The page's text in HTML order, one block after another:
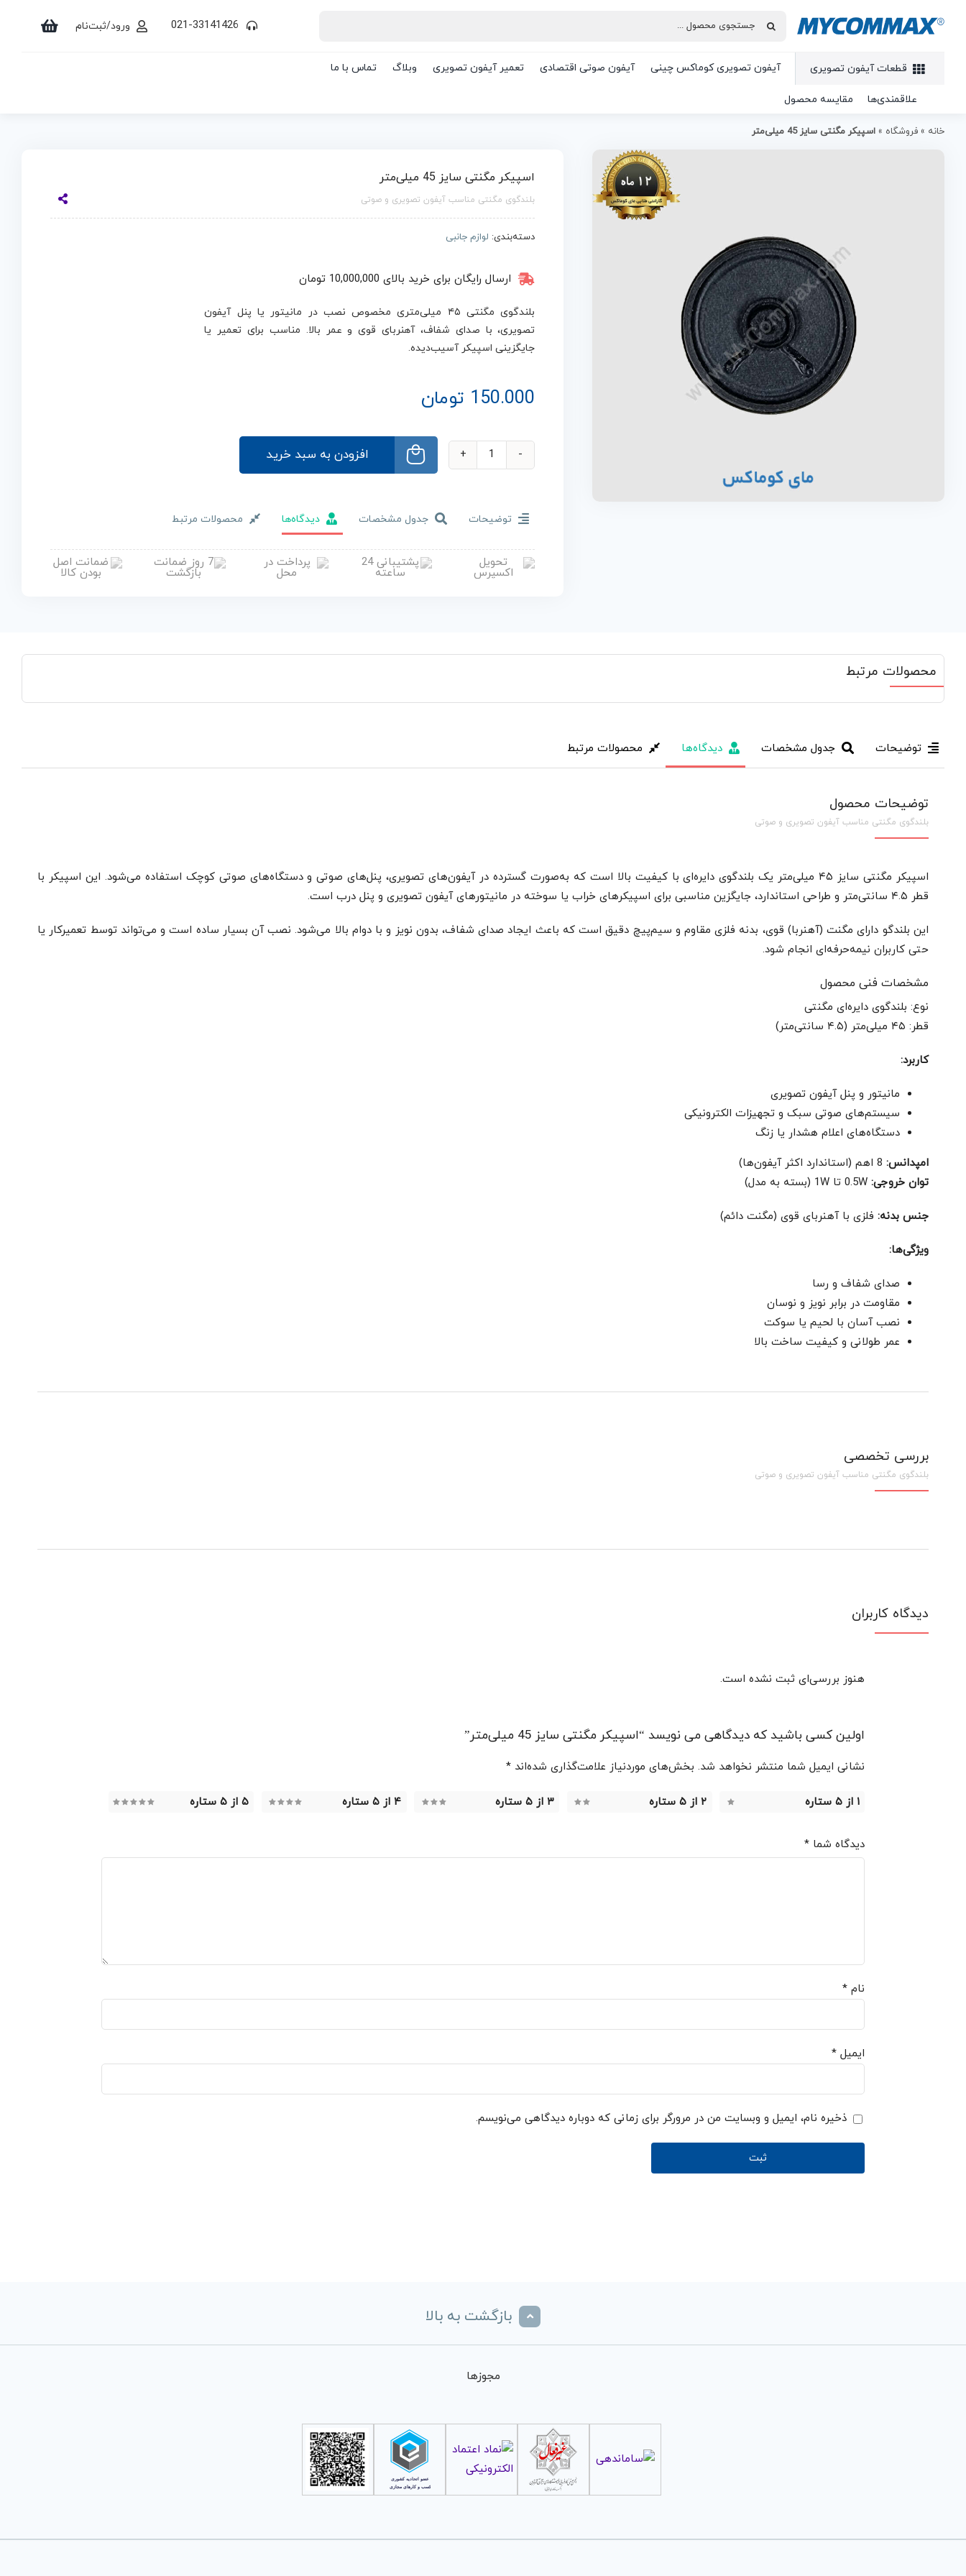
021-33141426 ورود/ثبت‌نام
قطعات آیفون تصویری آیفون تصویری کوماکس چینی آیفون صوتی اقتصادی تعمیر آیفون تصویری وبلاگ تماس با ما
علاقمندی‌ها مقایسه محصول
خانه » فروشگاه » اسپیکر مگنتی سایز 45 میلی‌متر
اسپیکر مگنتی سایز 45 میلی‌متر
بلندگوی مگنتی مناسب آیفون تصویری و صوتی
دسته‌بندی: لوازم جانبی
ارسال رایگان برای خرید بالای 10,000,000 تومان
بلندگوی مگنتی ۴۵ میلی‌متری مخصوص نصب در مانیتور یا پنل آیفون
تصویری، با صدای شفاف، آهنربای قوی و عمر بالا. مناسب برای تعمیر یا
جایگزینی اسپیکر آسیب‌دیده.
150.000 تومان
توضیحات جدول مشخصات دیدگاه‌ها محصولات مرتبط
محصولات مرتبط
توضیحات جدول مشخصات دیدگاه‌ها محصولات مرتبط
توضیحات محصول
بلندگوی مگنتی مناسب آیفون تصویری و صوتی
اسپیکر مگنتی سایز ۴۵ میلی‌متر یک بلندگوی دایره‌ای با کیفیت بالا است که به‌صورت گسترده در آیفون‌های تصویری، پنل‌های صوتی و دستگاه‌های صوتی کوچک استفاده می‌شود. این اسپیکر با
قطر ۴.۵ سانتی‌متر و طراحی استاندارد، جایگزین مناسبی برای اسپیکرهای خراب یا سوخته در مانیتورهای آیفون تصویری و پنل درب است.
این بلندگو دارای مگنت (آهنربا) قوی، بدنه فلزی مقاوم و سیم‌پیچ دقیق است که باعث ایجاد صدای شفاف، بدون نویز و با دوام بالا می‌شود. نصب آن بسیار ساده است و می‌تواند توسط تعمیرکار یا
حتی کاربران نیمه‌حرفه‌ای انجام شود.
مشخصات فنی محصول
نوع: بلندگوی دایره‌ای مگنتی
قطر: ۴۵ میلی‌متر (۴.۵ سانتی‌متر)
کاربرد:
مانیتور و پنل آیفون تصویری
سیستم‌های صوتی سبک و تجهیزات الکترونیکی
دستگاه‌های اعلام هشدار یا زنگ
امپدانس:
توان خروجی: 0.5W تا 1W (بسته به مدل)
جنس بدنه: فلزی با آهنربای قوی (مگنت دائم)
ویژگی‌ها:
صدای شفاف و رسا
مقاومت در برابر نویز و نوسان
نصب آسان با لحیم یا سوکت
عمر طولانی و کیفیت ساخت بالا
بررسی تخصصی
بلندگوی مگنتی مناسب آیفون تصویری و صوتی
دیدگاه کاربران
هنوز بررسی‌ای ثبت نشده است.
اولین کسی باشید که دیدگاهی می نویسد “اسپیکر مگنتی سایز 45 میلی‌متر”
نشانی ایمیل شما منتشر نخواهد شد. بخش‌های موردنیاز علامت‌گذاری شده‌اند *
۱ از ۵ ستاره ۲ از ۵ ستاره ۳ از ۵ ستاره ۴ از ۵ ستاره ۵ از ۵ ستاره
دیدگاه شما *
نام *
ایمیل *
ذخیره نام، ایمیل و وبسایت من در مرورگر برای زمانی که دوباره دیدگاهی می‌نویسم.
بازگشت به بالا
مجوزها